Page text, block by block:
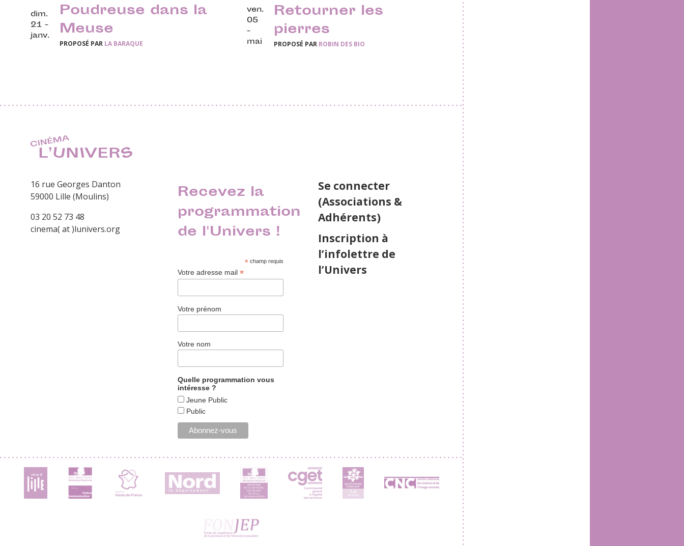
dim.
21 -
janv.
Poudreuse dans la
Meuse
PROPOSÉ PAR LA BARAQUE
ven.
05
-
mai
Retourner les
pierres
PROPOSÉ PAR ROBIN DES BIO
16 rue Georges Danton
59000 Lille (Moulins)
03 20 52 73 48
cinema( at )lunivers.org
Recevez la
programmation
de l'Univers !
*champ requis
Votre adresse mail*
Votre prénom
Votre nom
Quelle programmation vous
intéresse ?
Jeune Public
Public
Se connecter
(Associations &
Adhérents)
Inscription à
l’infolettre de
l’Univers